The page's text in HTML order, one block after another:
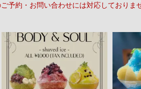
予約・お問い合わせには対応しておりま